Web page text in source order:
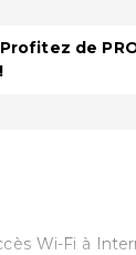
de
Wi-Fi à